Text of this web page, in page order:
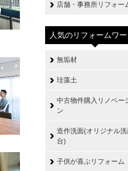
店舗・事務所リフォー
人気のリフォームワー
無垢材
珪藻土
中古物件購入リノベー
ン
造作洗面(オリジナル
台)
子供が喜ぶリフォーム